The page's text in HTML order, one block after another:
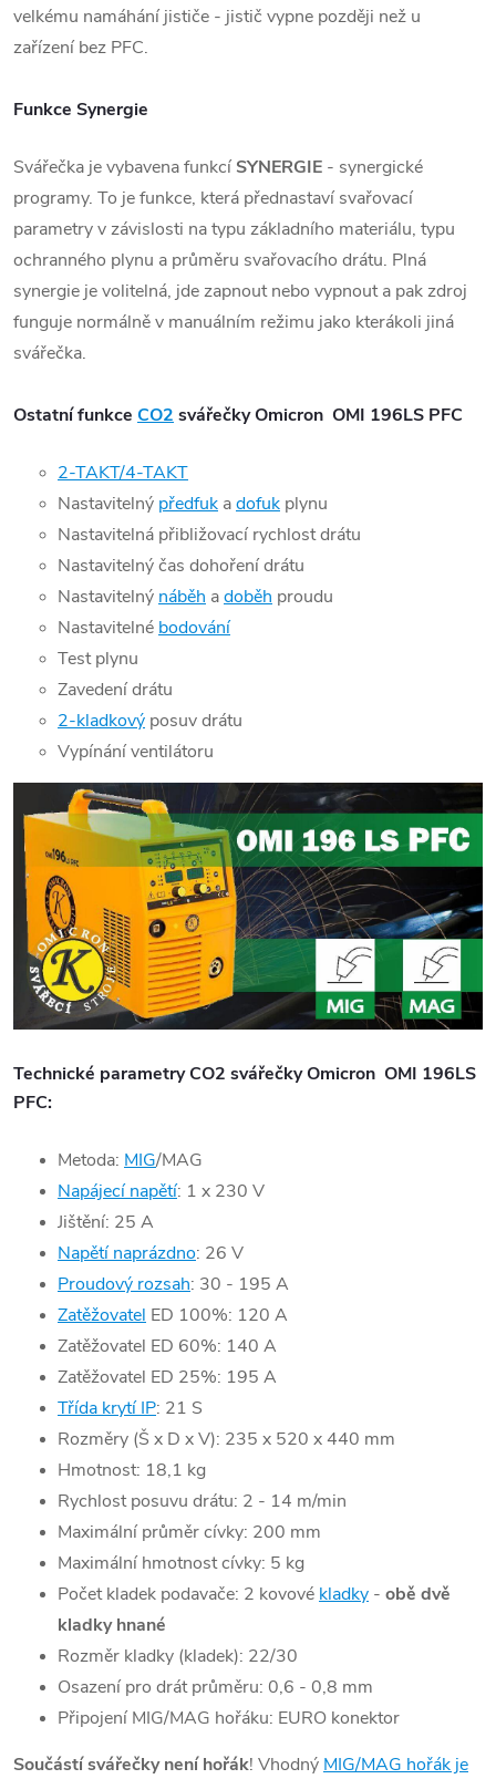
velkému namáhání jističe - jistič vypne později než u
zařízení bez PFC.
Funkce Synergie
Svářečka je vybavena funkcí SYNERGIE - synergické
programy. To je funkce, která přednastaví svařovací
parametry v závislosti na typu základního materiálu, typu
ochranného plynu a průměru svařovacího drátu. Plná
synergie je volitelná, jde zapnout nebo vypnout a pak zdroj
funguje normálně v manuálním režimu jako kterákoli jiná
svářečka.
Ostatní funkce CO2 svářečky Omicron OMI 196LS PFC
2-TAKT/4-TAKT
Nastavitelný předfuk adofuk plynu
Nastavitelná přibližovací rychlost drátu
Nastavitelný čas dohoření drátu
Nastavitelný náběh adoběh proudu
Nastavitelné bodování
Test plynu
Zavedení drátu
2-kladkový posuv drátu
Vypínání ventilátoru
Technické parametry CO2 svářečky Omicron OMI 196LS
PFC:
Metoda: MIG/MAG
Napájecí napětí: 1 x 230 V
Jištění: 25 A
Napětí naprázdno: 26 V
Proudový rozsah: 30 - 195 A
Zatěžovatel ED 100%: 120 A
Zatěžovatel ED 60%: 140 A
Zatěžovatel ED 25%: 195 A
Třída krytí IP: 21 S
Rozměry (Š x D x V): 235 x 520 x 440 mm
Hmotnost: 18,1 kg
Rychlost posuvu drátu: 2 - 14 m/min
Maximální průměr cívky: 200 mm
Maximální hmotnost cívky: 5 kg
Počet kladek podavače: 2 kovové kladky - obě dvě
kladky hnané
Rozměr kladky (kladek): 22/30
Osazení pro drát průměru: 0,6 - 0,8 mm
Připojení MIG/MAG hořáku: EURO konektor
Součástí svářečky není hořák! Vhodný MIG/MAG hořák je